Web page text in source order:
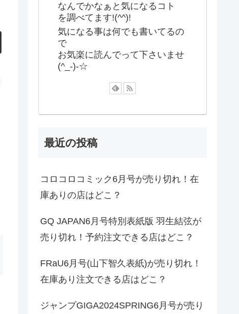
なんでかなぁと気になるコト
を調べてます!(^^)!
気になる事は何でも書いてるの
で
お気楽に読んでって下さいませ
(^_-)-☆
最近の投稿
コロコロコミック6月号が売り切れ！在
庫ありの店はどこ？
GQ JAPAN6月号特別表紙版 羽生結弦が
売り切れ！予約注文できる店はどこ？
FRaU6月号(山下智久表紙)が売り切れ！
在庫あり注文できる店はどこ？
ジャンプGIGA2024SPRING6月号が売り